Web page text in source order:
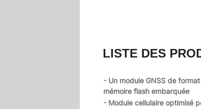
LISTE DES
- Un module GNSS de
mémoire flash embarquée
- Module cellulaire optimisé